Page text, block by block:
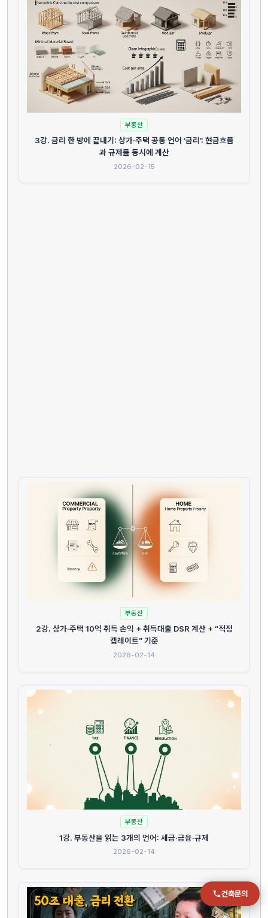
부동산
3강. 금리 한 방에 끝내기: 상가·주택 공통 언어 ‘금리’: 현금흐름
과 규제를 동시에 계산
2026-02-15
부동산
2강. 상가·주택 10억 취득 손익 + 취득대출 DSR 계산 + “적정
캡레이트” 기준
2026-02-14
부동산
1강. 부동산을 읽는 3개의 언어: 세금·금융·규제
2026-02-14
건축문의
051-711-2397
jmc@chiho.co.kr
부산 강서구 명지국제2로 41
POSCO 샤인오피스 306호
운영시간